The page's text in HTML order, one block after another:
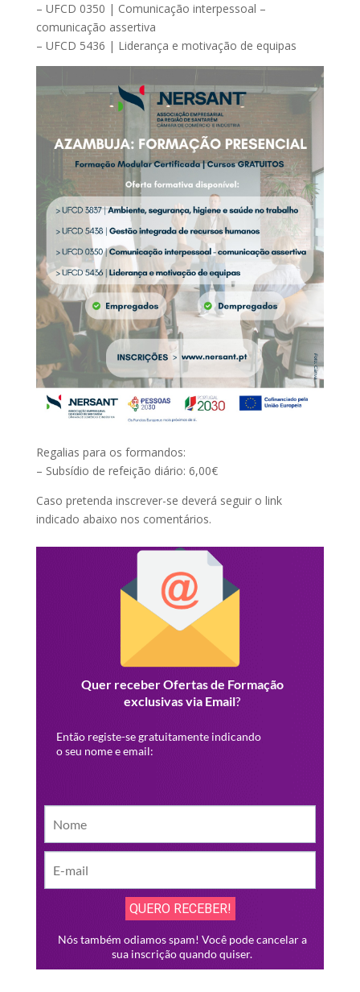
– UFCD 0350 | Comunicação interpessoal –
comunicação assertiva
– UFCD 5436 | Liderança e motivação de equipas
Regalias para os formandos:
– Subsídio de refeição diário: 6,00€
Caso pretenda inscrever-se deverá seguir o link
indicado abaixo nos comentários.